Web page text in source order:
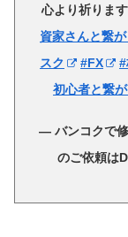
心より祈りま
資家さんと繋
スク
#FX #
初心者と繋
— バンコクで
のご依頼は